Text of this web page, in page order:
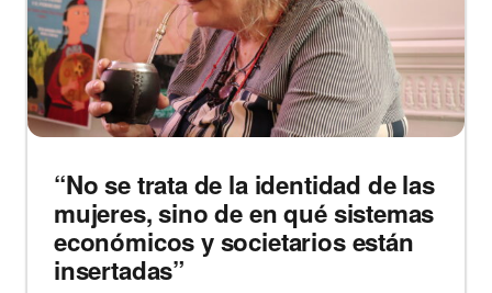
“No se trata de la identidad de las
mujeres, sino de en qué sistemas
económicos y societarios están
insertadas”